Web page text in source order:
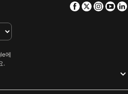
Facebook
Twitter
에
.